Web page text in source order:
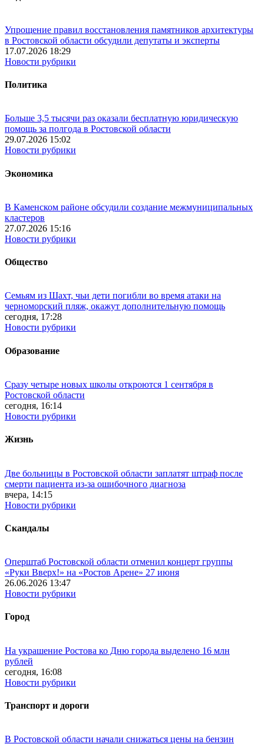
Упрощение правил восстановления памятников архитектуры
в Ростовской области обсудили депутаты и эксперты
17.07.2026 18:29
Новости рубрики
Политика
Больше 3,5 тысячи раз оказали бесплатную юридическую
помощь за полгода в Ростовской области
29.07.2026 15:02
Новости рубрики
Экономика
В Каменском районе обсудили создание межмуниципальных
кластеров
27.07.2026 15:16
Новости рубрики
Общество
Семьям из Шахт, чьи дети погибли во время атаки на
черноморский пляж, окажут дополнительную помощь
сегодня, 17:28
Новости рубрики
Образование
Сразу четыре новых школы откроются 1 сентября в
Ростовской области
сегодня, 16:14
Новости рубрики
Жизнь
Две больницы в Ростовской области заплатят штраф после
смерти пациента из-за ошибочного диагноза
вчера, 14:15
Новости рубрики
Скандалы
Оперштаб Ростовской области отменил концерт группы
«Руки Вверх!» на «Ростов Арене» 27 июня
26.06.2026 13:47
Новости рубрики
Город
На украшение Ростова ко Дню города выделено 16 млн
рублей
сегодня, 16:08
Новости рубрики
Транспорт и дороги
В Ростовской области начали снижаться цены на бензин